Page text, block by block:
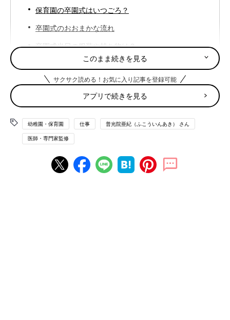
保育園の卒園式はいつごろ？
卒園式のおおまかな流れ
卒園式当日の服装や持ち物は？
卒園式後の保育はどうなるの？
まとめ
保育園の卒園式はいつごろ？
保育園の卒園式は3月の中旬から下旬に行われることが多いよう
です。入園式と同じく、平日に行われる園もあれば土曜日に行わ
れる園もあるので、やはり年間行事予定表で早めにチェックをし
このまま続きを見る
サクサク読める！お気に入り記事を登録可能
アプリで続きを見る
幼稚園・保育園 仕事 普光院亜紀（ふこういんあき） さん
医師・専門家監修